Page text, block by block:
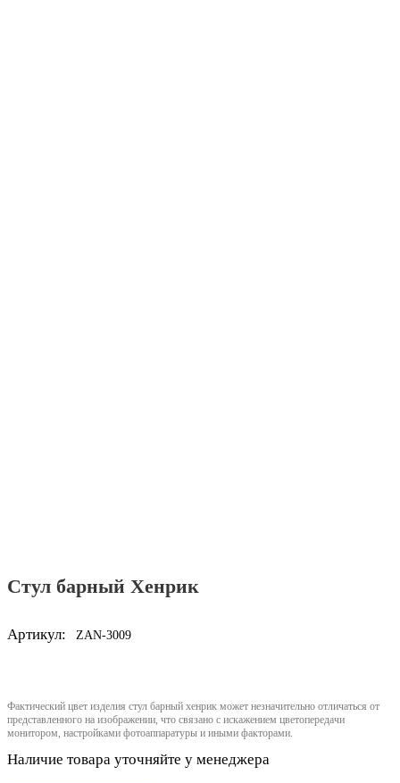
Стул барный Хенрик
Артикул: ZAN-3009
Фактический цвет изделия стул барный хенрик может незначительно отличаться от
представленного на изображении, что связано с искажением цветопередачи
монитором, настройками фотоаппаратуры и иными факторами.
Наличие товара уточняйте у менеджера